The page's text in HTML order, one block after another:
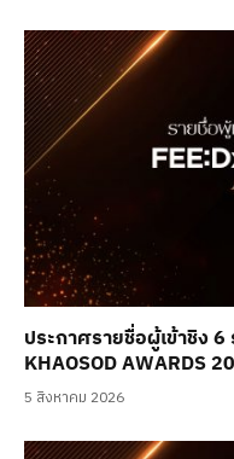
ประกาศรายชื่อผู้เข้าชิง
KHAOSOD AWARDS
5 สิงหาคม 2026